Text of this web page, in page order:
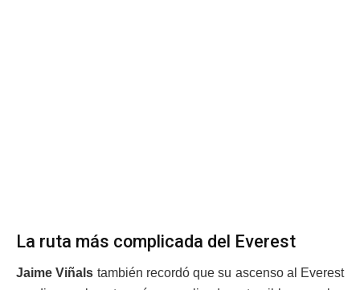
La ruta más complicada del Everest
Jaime Viñals también recordó que su ascenso al Everest